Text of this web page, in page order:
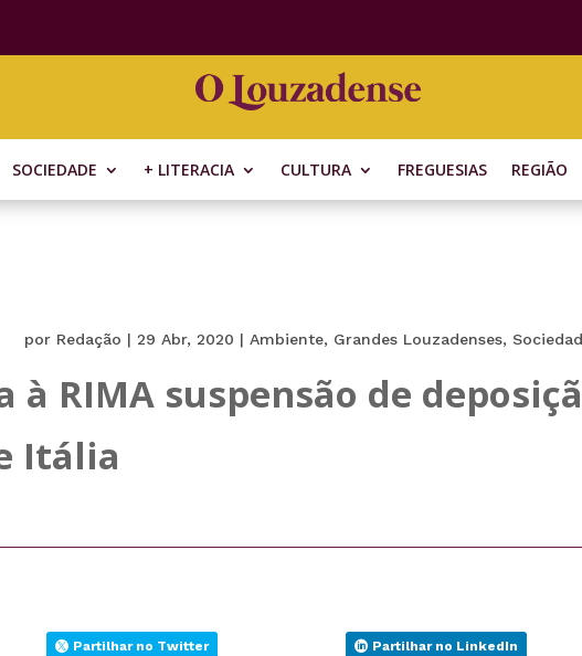
SOCIEDADE + LITERACIA CULTURA FREGUESIAS REGIÃO
por Redação | 29 Abr, 2020 | Ambiente, Grandes Louzadenses,
RIMA suspensão de
Itália
Partilhar no Twitter Partilhar no LinkedIn